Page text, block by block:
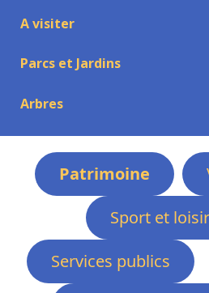
A visiter
Parcs et Jardins
Arbres
Patrimoine
Sport et
Services publics